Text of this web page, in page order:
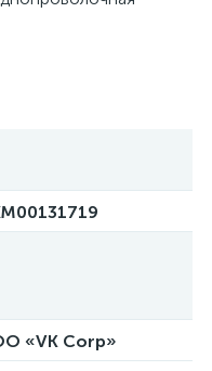
«VK Corp»